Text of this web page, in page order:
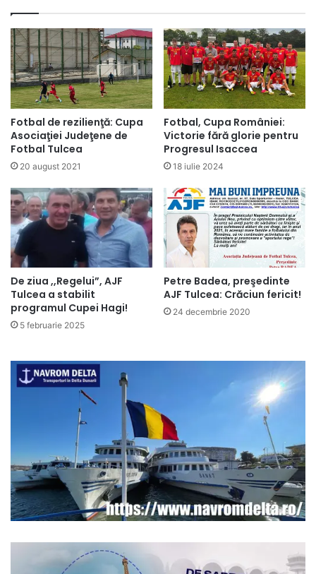
Fotbal de rezilienţă: Cupa
Asociaţiei Judeţene de
Fotbal Tulcea
20 august 2021
Fotbal, Cupa României:
Victorie fără glorie pentru
Progresul Isaccea
18 iulie 2024
De ziua ,,Regelui”, AJF
Tulcea a stabilit
programul Cupei Hagi!
5 februarie 2025
Petre Badea, preşedinte
AJF Tulcea: Crăciun fericit!
24 decembrie 2020